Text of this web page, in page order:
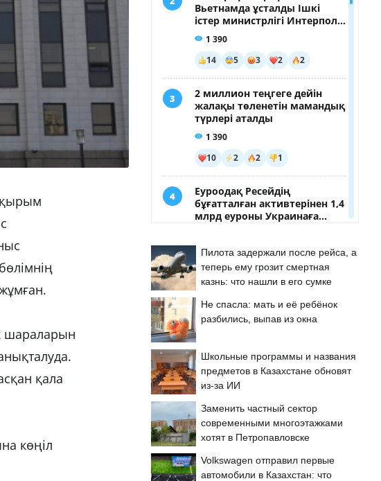
шараларын
қала
көңіл
Пилота задержали после рейса, а
теперь ему грозит смертная
казнь: что нашли в его сумке
Не спасла: мать и её ребёнок
разбились, выпав из окна
Школьные программы и названия
предметов в Казахстане обновят
из-за ИИ
Заменить частный сектор
современными многоэтажками
хотят в Петропавловске
Volkswagen отправил первые
автомобили в Казахстан: что